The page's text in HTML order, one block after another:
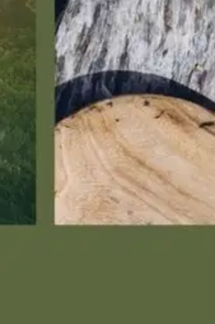
Tervetuloa luontoretkelle, jossa pääosassa
Tietopaketti esittelee myös luonnonantimien
okonomiyaki-pannukakkuun tai gourmet-
manteliquesadilloja. Sienet, villiyrtit ja
menestysteosten Retkiruokakirja ja
Kaveruksia yhdistää intohimo luonnossa
Näytä lisää tuotekuvausta
Ominaisuudet
Oletko tyytyväinen